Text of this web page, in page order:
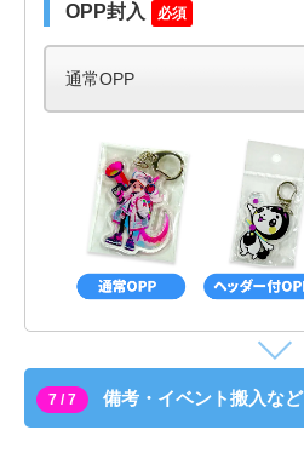
OPP封入 必須
7 / 7 備考・イベント搬入など